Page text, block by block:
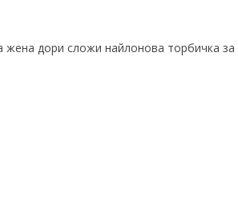
жена дори сложи найлонова торбичка за